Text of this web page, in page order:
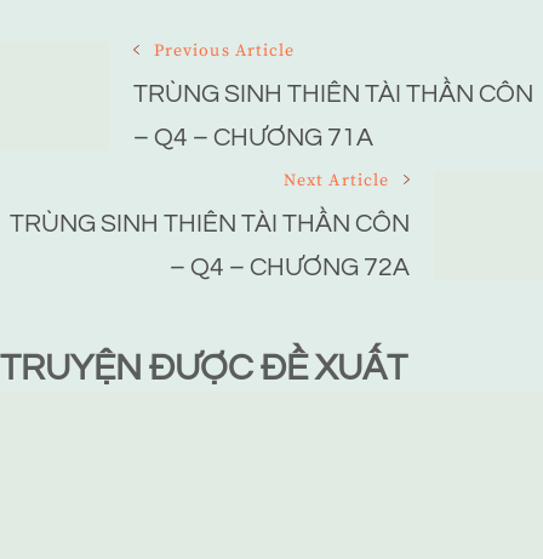
Navigation
Previous Article
TRÙNG SINH THIÊN TÀI THẦN CÔN
– Q4 – CHƯƠNG 71A
Next Article
TRÙNG SINH THIÊN TÀI THẦN CÔN
– Q4 – CHƯƠNG 72A
TRUYỆN ĐƯỢC ĐỀ XUẤT